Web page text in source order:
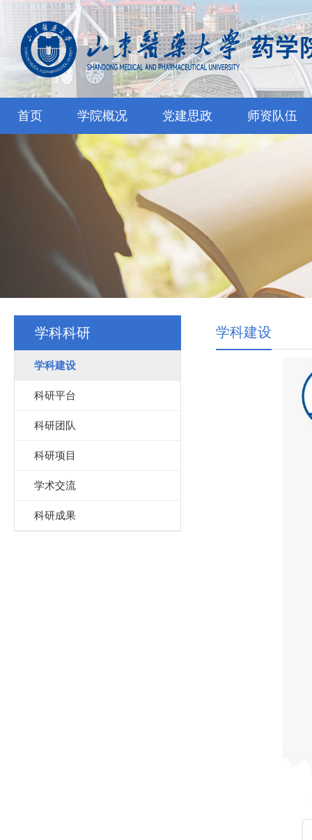
首页 学院概况 党建思政 师资队伍
学科科研
学科建设
科研平台
科研团队
科研项目
学术交流
科研成果
学科建设